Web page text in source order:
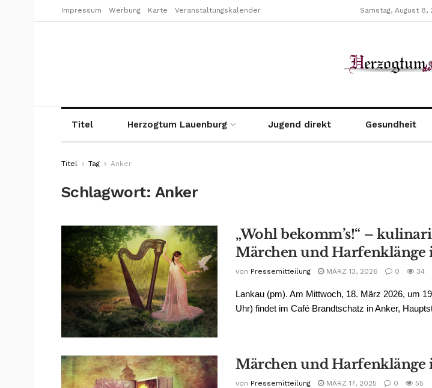
Impressum Werbung Karte Veranstaltungskalender Samstag, August 8,
Titel Herzogtum Lauenburg Jugend direkt Gesundheit
Titel Tag Anker
Schlagwort: Anker
„Wohl bekomm’s!“ –
Märchen und Harfenklänge
von Pressemitteilung MÄRZ 13, 2026 0 34
Lankau (pm). Am Mittwoch, 18. März 2026, um
Uhr) findet im Café Brandtschatz in Anker,
Märchen und Harfenklänge
von Pressemitteilung MÄRZ 17, 2025 0 55